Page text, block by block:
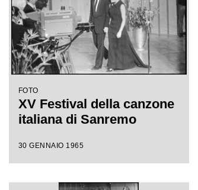
FOTO
XV Festival della canzone
italiana di Sanremo
30 GENNAIO 1965